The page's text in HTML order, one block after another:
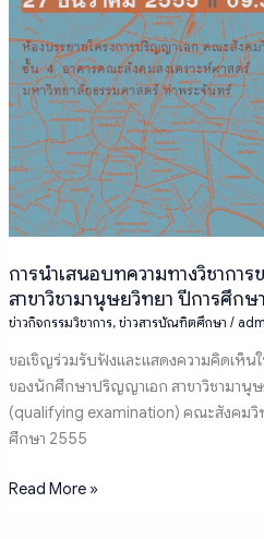
การนำเสนอบทความทางวิชาก
สาขาวิชามานุษยวิทยา ปีการศึกษ
ข่าวกิจกรรมวิชาการ,ข่าวสารบัณฑิตศึกษา /
ขอเชิญร่วมรับฟังและแสดงความคิดเห็น
ของนักศึกษาปริญญาเอก สาขาวิชามานุ
(qualifying examination) คณะสังคมวิ
ศึกษา 2555
สาขา
วิชา
มานุษยวิทยา
ปี
การ
ศึกษา
2555
Read More »